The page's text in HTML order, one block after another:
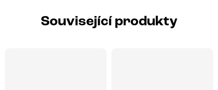
Související produkty